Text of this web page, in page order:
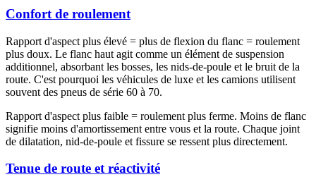
Confort de roulement
Rapport d'aspect plus élevé = plus de flexion du flanc = roulement
plus doux. Le flanc haut agit comme un élément de suspension
additionnel, absorbant les bosses, les nids-de-poule et le bruit de la
route. C'est pourquoi les véhicules de luxe et les camions utilisent
souvent des pneus de série 60 à 70.
Rapport d'aspect plus faible = roulement plus ferme. Moins de flanc
signifie moins d'amortissement entre vous et la route. Chaque joint
de dilatation, nid-de-poule et fissure se ressent plus directement.
Tenue de route et réactivité